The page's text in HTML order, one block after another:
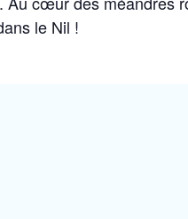
le Nil !